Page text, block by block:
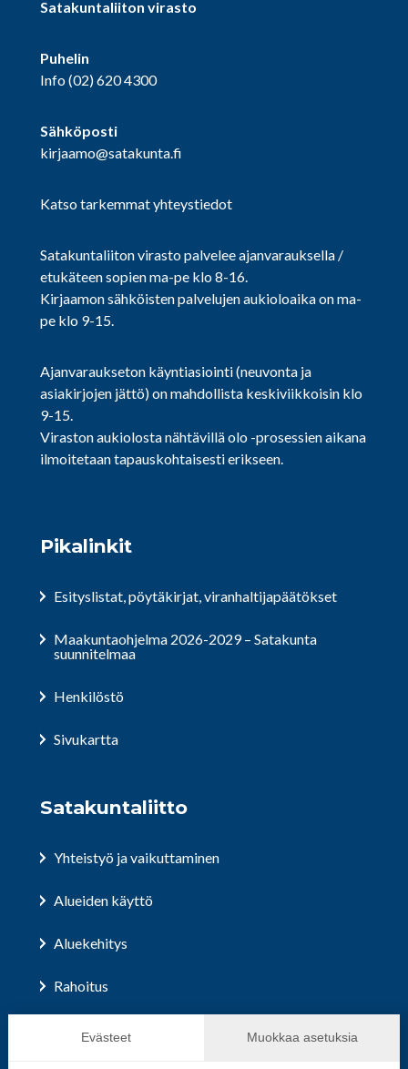
Evästeet Muokkaa asetuksia
Satakuntaliiton virasto
Puhelin
Info(02) 620 4300
Sähköposti
kirjaamo@satakunta.fi
Katso tarkemmat yhteystiedot
Satakuntaliiton virasto palvelee ajanvarauksella /
etukäteen sopien ma-pe klo 8-16.
Kirjaamon sähköisten palvelujen aukioloaika on ma-
pe klo 9-15.
Ajanvaraukseton käyntiasiointi (neuvonta ja
asiakirjojen jättö) on mahdollista keskiviikkoisin klo
9-15.
Viraston aukiolosta nähtävillä olo -prosessien aikana
ilmoitetaan tapauskohtaisesti erikseen.
Pikalinkit
Esityslistat, pöytäkirjat, viranhaltijapäätökset
Maakuntaohjelma 2026-2029 – Satakunta
suunnitelmaa
Henkilöstö
Sivukartta
Satakuntaliitto
Yhteistyö ja vaikuttaminen
Alueiden käyttö
Aluekehitys
Rahoitus
Hallinto ja päätöksenteko